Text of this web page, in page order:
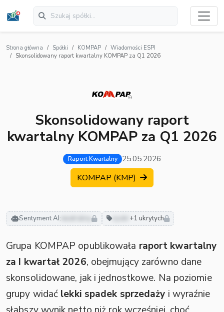
Strona główna Spółki KOMPAP
Wiadomości ESPI
Skonsolidowany raport kwartalny KOMPAP za Q1 2026
Skonsolidowany raport
kwartalny KOMPAP za Q1 2026
Raport Kwartalny 25.05.2026
KOMPAP (KMP)
Sentyment AI: neutralny +1 ukrytych
Grupa KOMPAP opublikowała raport kwartalny
za I kwartał 2026, obejmujący zarówno dane
skonsolidowane, jak i jednostkowe. Na poziomie
grupy widać lekki spadek sprzedaży i wyraźnie